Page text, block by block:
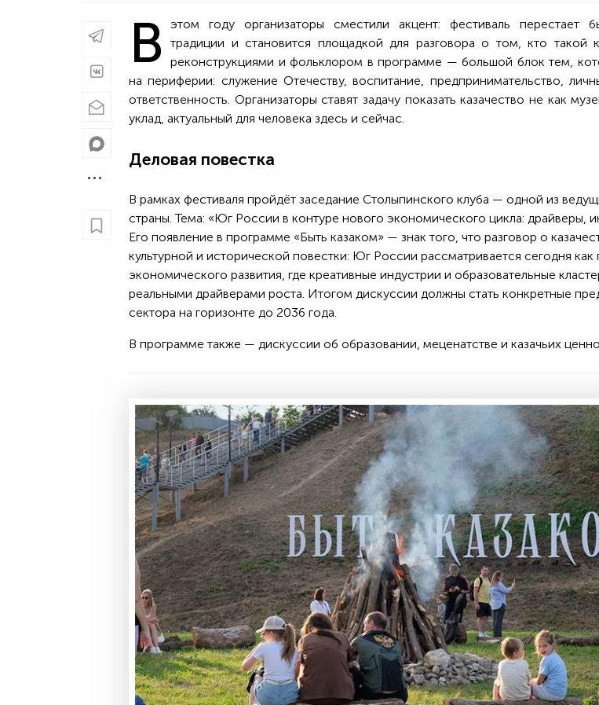
В
этом году организаторы сместили акцент: фестиваль перестает
традиции и становится площадкой для разговора о том, кто такой
реконструкциями и фольклором в программе — большой блок тем,
на периферии: служение Отечеству, воспитание, предпринимательство,
ответственность. Организаторы ставят задачу показать казачество не как
уклад, актуальный для человека здесь и сейчас.
Деловая повестка
В рамках фестиваля пройдёт заседание Столыпинского клуба — одной из
страны. Тема: «Юг России в контуре нового экономического цикла: драйверы,
Его появление в программе «Быть казаком» — знак того, что разговор о
культурной и исторической повестки: Юг России рассматривается сегодня
экономического развития, где креативные индустрии и образовательные
реальными драйверами роста. Итогом дискуссии должны стать конкретные
сектора на горизонте до 2036 года.
В программе также — дискуссии об образовании, меценатстве и казачьих